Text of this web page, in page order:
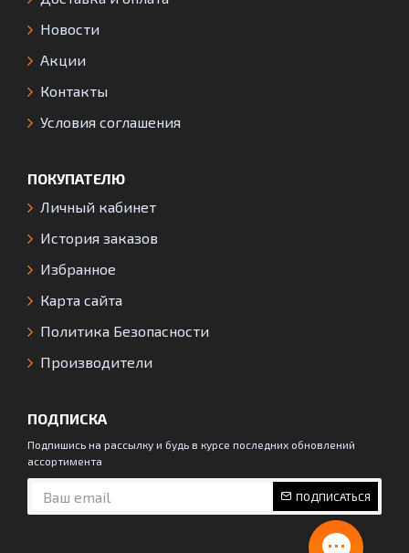
Новости
Акции
Контакты
Условия соглашения
ПОКУПАТЕЛЮ
Личный кабинет
История заказов
Избранное
Карта сайта
Политика Безопасности
Производители
ПОДПИСКА
Подпишись на рассылку и будь в курсе последних обновлений
ассортимента
ПОДПИСАТЬСЯ